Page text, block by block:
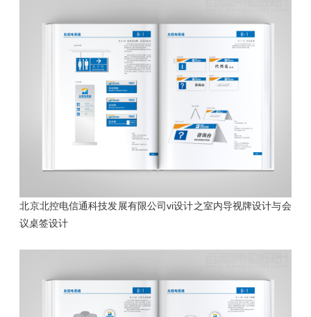
北京北控电信通科技发展有限公司vi设计之室内导视牌设计与会
议桌签设计